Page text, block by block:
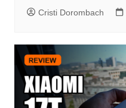
Cristi Dorombach